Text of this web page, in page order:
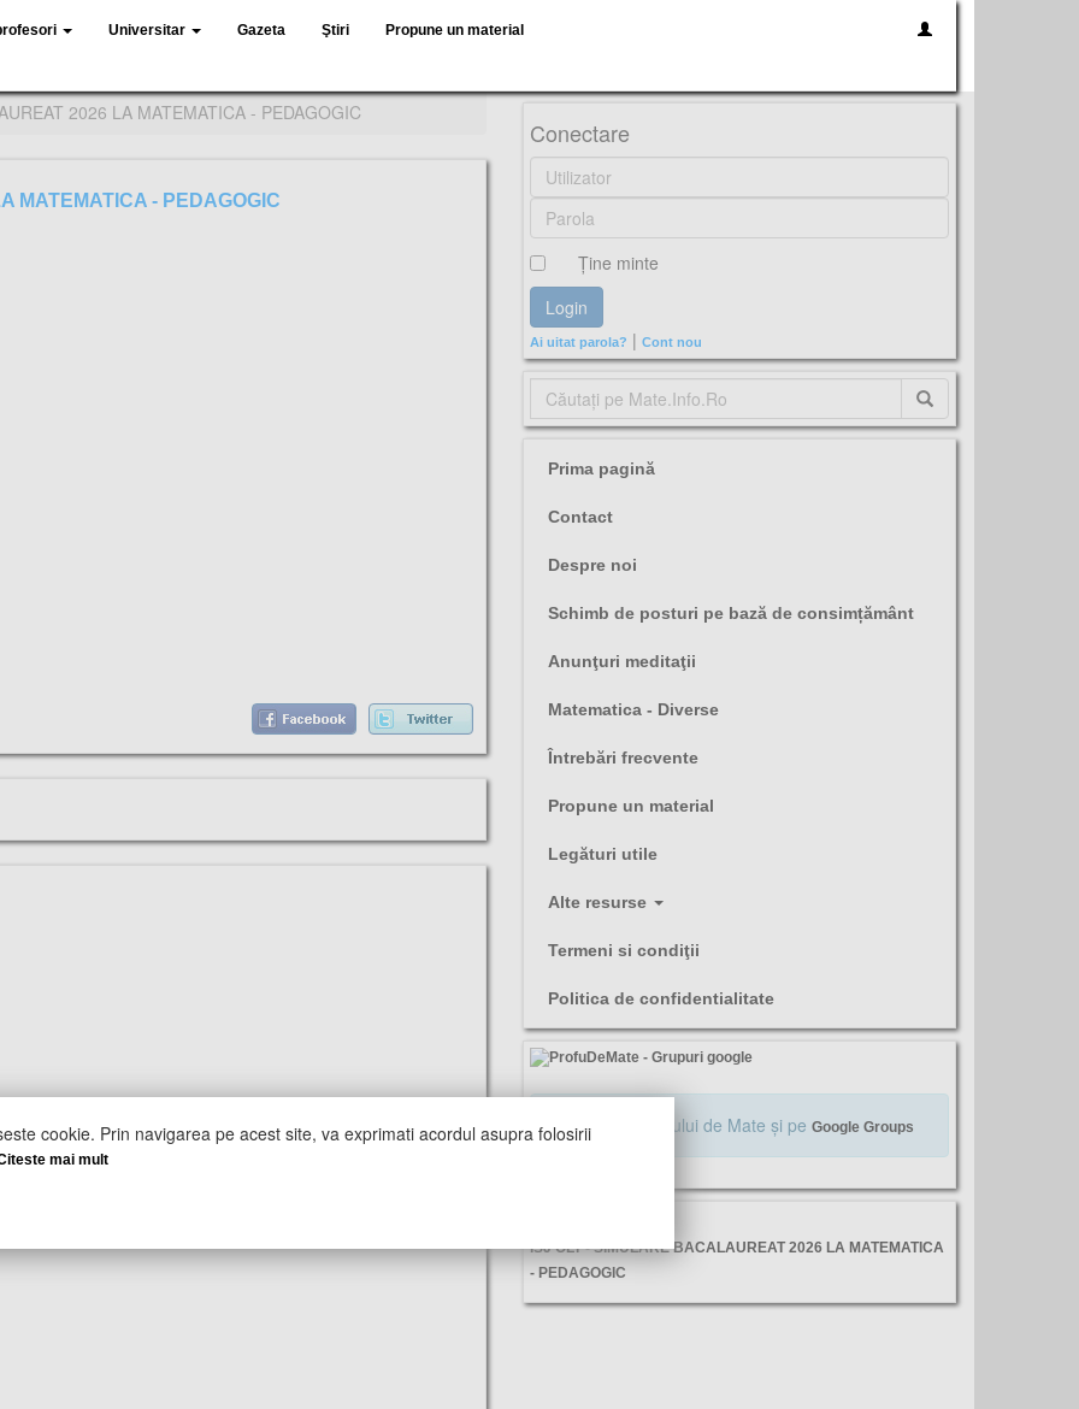
Universitar Gazeta Ştiri Propune un material
2026 LA MATEMATICA - PEDAGOGIC
MATEMATICA - PEDAGOGIC
Conectare
Ţine minte
Ai uitat parola? | Cont nou
Prima pagină
Contact
Despre noi
Schimb de posturi pe bază de consimțământ
Anunţuri meditaţii
Matematica - Diverse
Întrebări frecvente
Propune un material
Legături utile
Alte resurse
Termeni si condiţii
Politica de confidentialitate
Alăturaţi-vă Profului de Mate şi pe Google Groups
ISJ OLT - SIMULARE BACALAUREAT 2026 LA MATEMATICA
- PEDAGOGIC
cookie. Prin navigarea pe acest site, va exprimati acordul asupra folosirii
mai mult